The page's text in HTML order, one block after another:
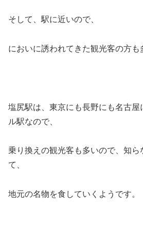
そして、駅に近いので、
においに誘われてきた観光客の方も
塩尻駅は、東京にも長野にも名古屋
ル駅なので、
乗り換えの観光客も多いので、知ら
て、
地元の名物を食していくようです。